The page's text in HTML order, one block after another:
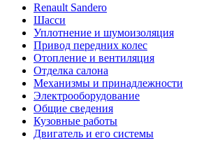
Renault Sandero
Шасси
Уплотнение и шумоизоляция
Привод передних колес
Отопление и вентиляция
Отделка салона
Механизмы и принадлежности
Электрооборудование
Общие сведения
Кузовные работы
Двигатель и его системы